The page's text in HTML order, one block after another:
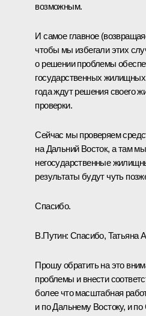
возможным.
И самое главное
чтобы мы избегали этих
о решении проблемы
государственных
года ждут решения своего
проверки.
Сейчас мы проверяем
на Дальний Восток, а там
негосударственные
результаты будут чуть
Спасибо.
В.Путин: Спасибо, Татьяна
Прошу обратить на это
проблемы и внести
более что масштабная
и по Дальнему Востоку, и по